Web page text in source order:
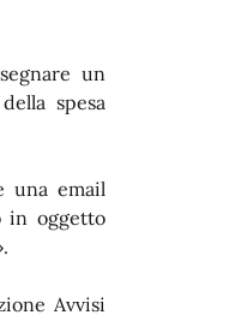
un
spesa
una email
in oggetto
Avvisi